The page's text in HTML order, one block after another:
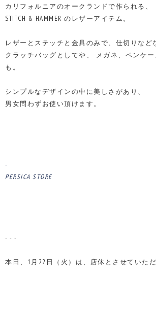
カリフォルニアのオークランドで作られる、
STITCH & HAMMER のレザーアイテム。
レザーとステッチと金具のみで、仕切りなど
クラッチバッグとしてや、 メガネ、ペンケ
も。
シンプルなデザインの中に美しさがあり、
男女問わずお使い頂けます。
-
PERSICA STORE
- - -
本日、1月22日（火）は、店休とさせていただ